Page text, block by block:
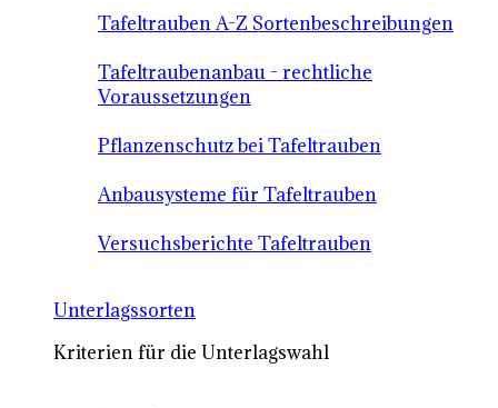
Tafeltrauben A-Z Sortenbeschreibungen
Tafeltraubenanbau - rechtliche
Voraussetzungen
Pflanzenschutz bei Tafeltrauben
Anbausysteme für Tafeltrauben
Versuchsberichte Tafeltrauben
Unterlagssorten
Kriterien für die Unterlagswahl